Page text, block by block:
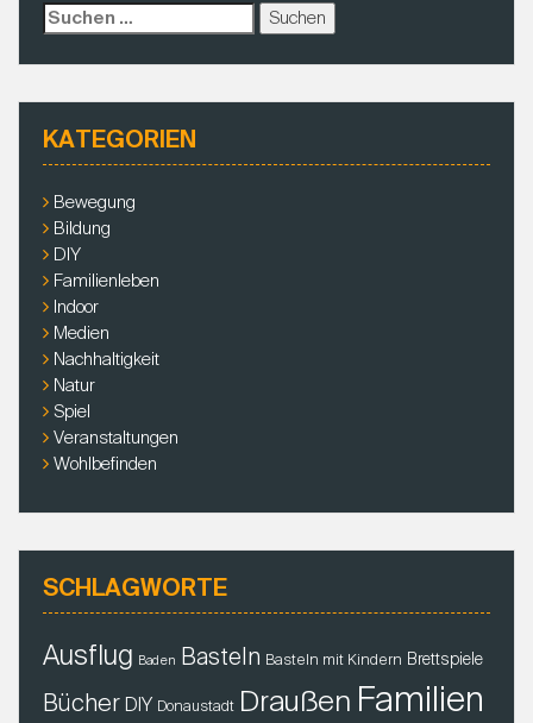
A
G
S
u
c
n
a
h
:
KATEGORIEN
Bewegung
Bildung
DIY
Familienleben
Indoor
Medien
Nachhaltigkeit
Natur
Spiel
Veranstaltungen
Wohlbefinden
SCHLAGWORTE
Ausflug Baden Basteln Basteln mit Kindern Brettspiele
BücherDIY Donaustadt Draußen Familien